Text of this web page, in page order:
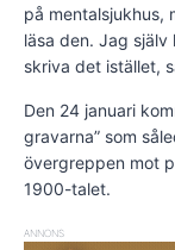
på mentalsjukhus,
läsa den. Jag
skriva det istället,
Den 24 januari
gravarna” som
övergreppen mot
1900-talet.
ANNONS